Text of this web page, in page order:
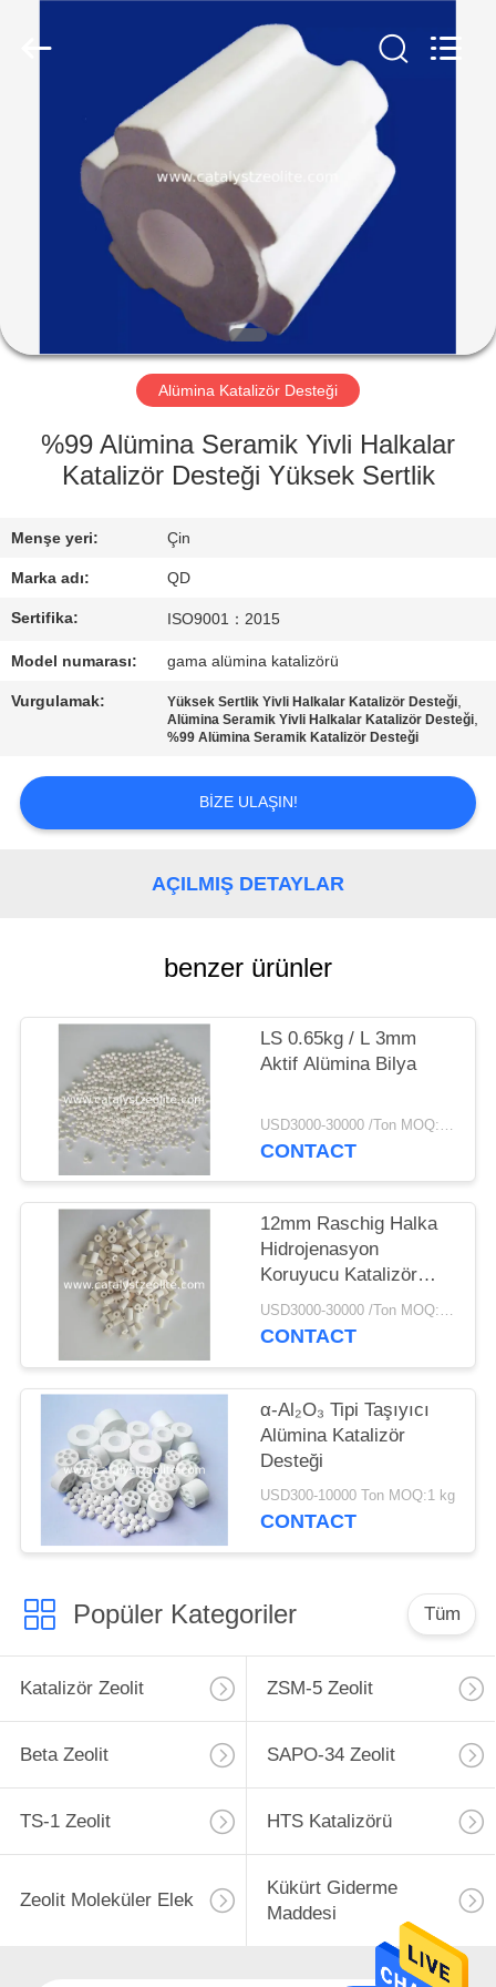
ÜRÜNLER
HAKKIMIZDA
FABRIKA
TURU
KALITE
KONTROL
BIZE
ULAŞIN
VAKALAR
SITE
HARITASI
Alümina Katalizör Desteği
%99 Alümina Seramik Yivli Halkalar
Katalizör Desteği Yüksek Sertlik
Menşe yeri: Çin
Marka adı: QD
Sertifika: ISO9001：2015
Model numarası: gama alümina katalizörü
Vurgulamak: Yüksek Sertlik Yivli Halkalar Katalizör Desteği,
Alümina Seramik Yivli Halkalar Katalizör Desteği,
%99 Alümina Seramik Katalizör Desteği
BIZE ULAŞIN!
AÇILMIŞ DETAYLAR
benzer ürünler
LS 0.65kg / L 3mm
Aktif Alümina Bilya
USD3000-30000 /Ton MOQ:1 kg
CONTACT
12mm Raschig Halka
Hidrojenasyon
Koruyucu Katalizör
Taşıyıcı
USD3000-30000 /Ton MOQ:1 kg
CONTACT
α-Al₂O₃ Tipi Taşıyıcı
Alümina Katalizör
Desteği
USD300-10000 Ton MOQ:1 kg
CONTACT
Popüler Kategoriler Tüm
Katalizör Zeolit ZSM-5 Zeolit
Beta Zeolit SAPO-34 Zeolit
TS-1 Zeolit HTS Katalizörü
Zeolit ​​Moleküler Elek
Kükürt Giderme
Maddesi